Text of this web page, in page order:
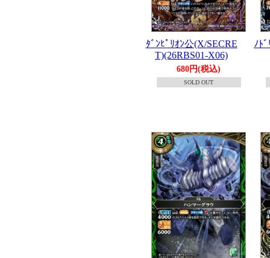
ﾀﾞﾝﾋﾟﾘｵﾝ公(X/SECRE
T)(26RBS01-X06)
680円(税込)
SOLD OUT
ﾉﾄ